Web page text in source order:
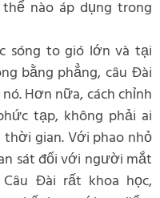
nào áp dụng trong
sóng to gió lớn và tại
bằng phẳng, câu Đài
Hơn nữa, cách chỉnh
tạp, không phải ai
gian. Với phao nhỏ
sát đối với người mắt
Đài rất khoa học,